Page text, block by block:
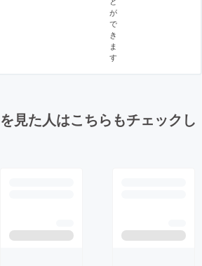
が
で
き
ま
す
見た人はこちらもチェックし